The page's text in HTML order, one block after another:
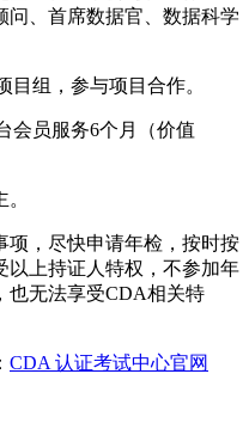
问、首席数据官、数据科学
目 组 ，参与项 目合作。
会 员服务6个月（价值
。
项 ，尽快申请年检 ，按时按
以上持证 人特权 ，不参加年
也无法享受CDA相关特
CDA 认证考试中心官网